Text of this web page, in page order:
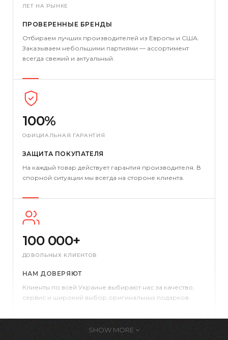
ЛЕТ НА РЫНКЕ
ПРОВЕРЕННЫЕ БРЕНДЫ
Отбираем лучших производителей из Европы и США.
Заказываем небольшими партиями — ассортимент
всегда свежий и актуальный.
100%
ОФИЦИАЛЬНАЯ ГАРАНТИЯ
ЗАЩИТА ПОКУПАТЕЛЯ
На каждый товар действует гарантия производителя. В
спорной ситуации мы всегда на стороне клиента.
100 000+
ДОВОЛЬНЫХ КЛИЕНТОВ
НАМ ДОВЕРЯЮТ
Клиенты по всей Украине выбирают нас за качество,
сервис и широкий выбор оригинальных подарков.
SHOW MORE